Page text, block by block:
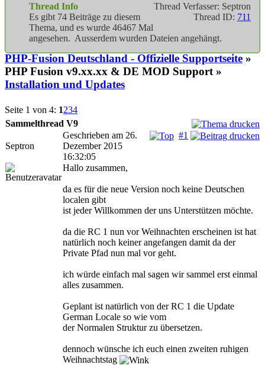
Thread Verfasser: Septron
Thread ID: 711
Thread Info
Es gibt 74 Beiträge zu diesem
Thema, und es wurde 46467 Mal
angesehen. Ausserdem wurden Dateien angehängt.
PHP-Fusion Deutschland - Offizielle Supportseite »
PHP Fusion v9.xx.xx & DE MOD Support »
Installation und Updates
Seite 1 von 4: 1234
Sammelthread V9
Septron
#1
Geschrieben am 26.
Dezember 2015
16:32:05
Hallo zusammen,
da es für die neue Version noch keine Deutschen
localen gibt
ist jeder Willkommen der uns Unterstützen möchte.
da die RC 1 nun vor Weihnachten erscheinen ist hat
natürlich noch keiner angefangen damit da der
Private Pfad nun mal vor geht.
ich würde einfach mal sagen wir sammel erst einmal
alles zusammen.
Geplant ist natürlich von der RC 1 die Update
German Locale so wie vom
der Normalen Struktur zu übersetzen.
dennoch wünsche ich euch einen zweiten ruhigen
Weihnachtstag